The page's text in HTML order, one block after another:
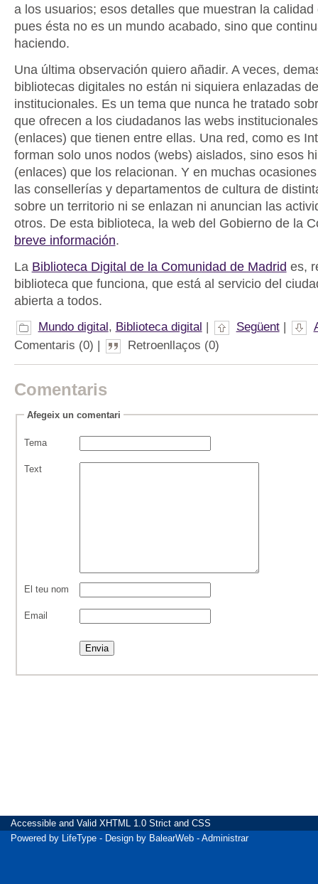
a los usuarios; esos detalles que muestran la
pues ésta no es un mundo acabado, sino que
haciendo.
Una última observación quiero añadir. A veces,
bibliotecas digitales no están ni siquiera enlazadas
institucionales. Es un tema que nunca he tratado
que ofrecen a los ciudadanos las webs
(enlaces) que tienen entre ellas. Una red, como es
forman solo unos nodos (webs) aislados, sino esos
(enlaces) que los relacionan. Y en muchas
las consellerías y departamentos de cultura de
sobre un territorio ni se enlazan ni anuncian las
otros. De esta biblioteca, la web del Gobierno de la
breve información.
La Biblioteca Digital de la Comunidad de Madrid es,
biblioteca que funciona, que está al servicio del
abierta a todos.
Mundo digital , Biblioteca digital Següent|
Comentaris (0) |
Retroenllaços (0)
Comentaris
Afegeix un comentari
Tema
Text
El teu nom
Email
Accessible and Valid XHTML 1.0 Strict and CSS
Powered by LifeType - Design by BalearWeb - Administrar